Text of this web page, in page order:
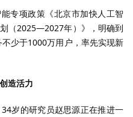
专项政策《北京市加快人工智
（2025—2027年）》，明确到
少于1000万用户，率先实现新
造活力
岁的研究员赵思源正在推进一